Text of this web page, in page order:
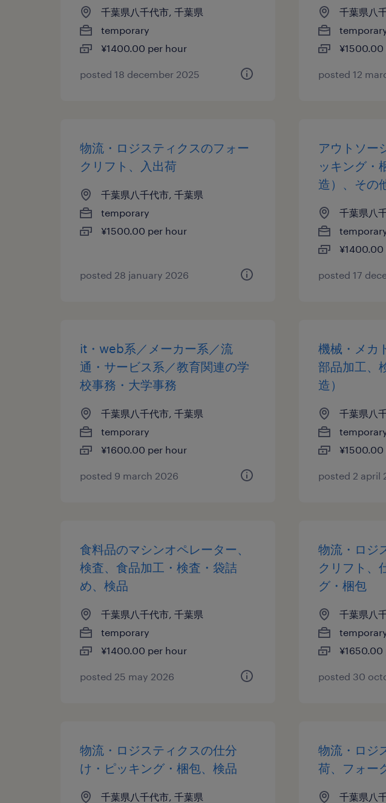
千葉県八千代市, 千葉県
temporary
¥1400.00 per hour
posted 18 december 2025
千葉県八
posted 12
物流・ロジスティクスのフォー
クリフト、入出荷
千葉県八千代市, 千葉県
temporary
¥1500.00 per hour
posted 28 january 2026
アウトソー
ッキング・
造）、その
千葉県八
posted 17
it・web系／メーカー系／流
通・サービス系／教育関連の学
校事務・大学事務
千葉県八千代市, 千葉県
temporary
¥1600.00 per hour
posted 9 march 2026
機械・メカ
部品加工、
造）
千葉県八
posted 2 april
食料品のマシンオペレーター、
検査、食品加工・検査・袋詰
め、検品
千葉県八千代市, 千葉県
temporary
¥1400.00 per hour
posted 25 may 2026
物流・ロジ
クリフト、
グ・梱包
千葉県八
¥1650.00
posted 30
物流・ロジスティクスの仕分
け・ピッキング・梱包、検品
千葉県八千代市, 千葉県
物流・ロジ
荷、フォー
千葉県八